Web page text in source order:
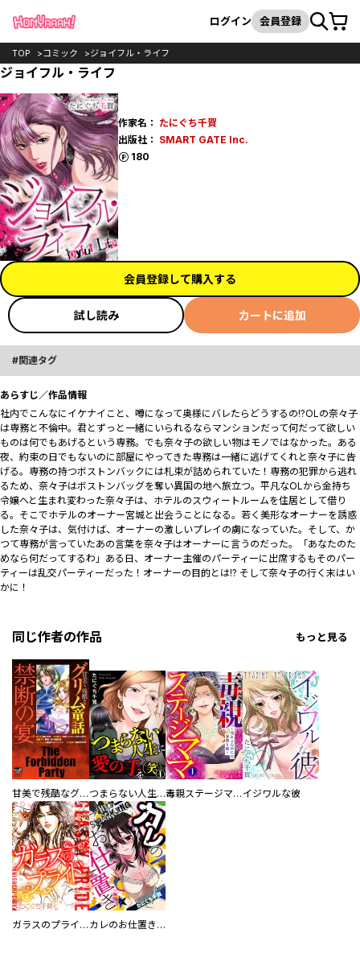
検索
ログイン 会員登録カート
TOP コミック ジョイフル・ライフ
ジョイフル・ライフ
作家名： たにぐち千賀
出版社： SMART GATE Inc.
180
ポイント
会員登録して購入する
試し読み カートに追加
関連タグ
あらすじ／作品情報
社内でこんなにイケナイこと、噂になって奥様にバレたらどうするの!?OLの奈々子
は専務と不倫中。君とずっと一緒にいられるならマンションだって何だって欲しい
ものは何でもあげるという専務。でも奈々子の欲しい物はモノではなかった。ある
夜、約束の日でもないのに部屋にやってきた専務は一緒に逃げてくれと奈々子に告
げる。専務の持つボストンバックには札束が詰められていた――！専務の犯罪から逃れ
るため、奈々子はボストンバッグを奪い異国の地へ旅立つ。平凡なOLから金持ち
令嬢へと生まれ変わった奈々子は、ホテルのスウィートルームを住居として借り
る。そこでホテルのオーナー宮城と出会うことになる。若く美形なオーナーを誘惑
した奈々子は、気付けば、オーナーの激しいプレイの虜になっていた。そして、か
つて専務が言っていたあの言葉を奈々子はオーナーに言うのだった。「あなたのた
めなら何だってするわ」ある日、オーナー主催のパーティーに出席するもそのパー
ティーは乱交パーティーだった――！オーナーの目的とは!? そして奈々子の行く末はい
かに！
同じ作者の作品 もっと見る
甘美で残酷なグリム童話 禁断の宴 つまらない人生に愛の手を(笑) 毒親ステージママ ～売れるためには家族も駒～ イジワルな彼
ガラスのプライド カレのお仕置き★